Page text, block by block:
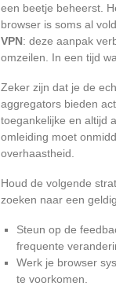
een beetje beheerst.
browser is soms al
VPN: deze aanpak
omzeilen. In een tijd
Zeker zijn dat je de
aggregators bieden
toegankelijke en altijd
omleiding moet
overhaastheid.
Houd de volgende
zoeken naar een
Steun op de
frequente
Werk je browser
te voorkomen.